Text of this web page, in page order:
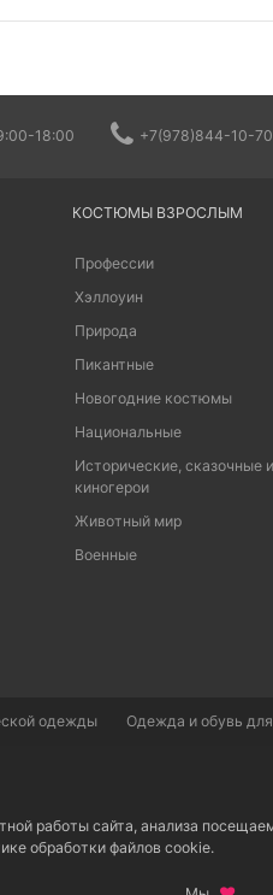
18:00 +7(978)844-10-70
КОСТЮМЫ ВЗРОСЛЫМ
Профессии
Хэллоуин
Природа
Пикантные
Новогодние костюмы
Национальные
Исторические, сказочные и
киногерои
Животный мир
Военные
одежды Одежда и обувь
работы сайта, анализа
обработки файлов cookie.